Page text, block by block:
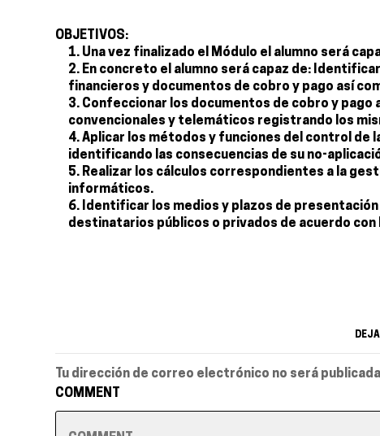
OBJETIVOS:
Una vez finalizado el Módulo el alumno será
En concreto el alumno será capaz de:
financieros y documentos de cobro y pago así
Confeccionar los documentos de cobro y
convencionales y telemáticos registrando los
Aplicar los métodos y funciones del control de
identificando las consecuencias de su no-
Realizar los cálculos correspondientes a la
informáticos.
Identificar los medios y plazos de
destinatarios públicos o privados de acuerdo
Tu dirección de correo electrónico no será
COMMENT